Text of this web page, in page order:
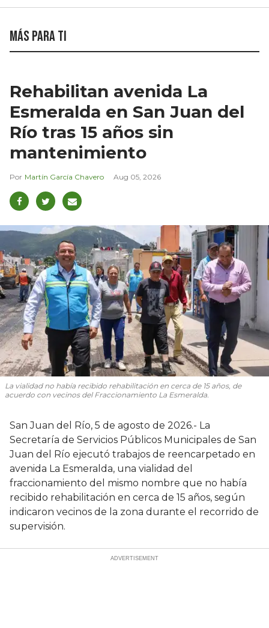
Más para ti
Rehabilitan avenida La
Esmeralda en San Juan del
Río tras 15 años sin
mantenimiento
Martín García Chavero Aug 05, 2026
La vialidad no había recibido rehabilitación en cerca de 15 años, de
acuerdo con vecinos del Fraccionamiento La Esmeralda.
San Juan del Río, 5 de agosto de 2026.- La
Secretaría de Servicios Públicos Municipales de San
Juan del Río ejecutó trabajos de reencarpetado en
avenida La Esmeralda, una vialidad del
fraccionamiento del mismo nombre que no había
recibido rehabilitación en cerca de 15 años, según
indicaron vecinos de la zona durante el recorrido de
supervisión.